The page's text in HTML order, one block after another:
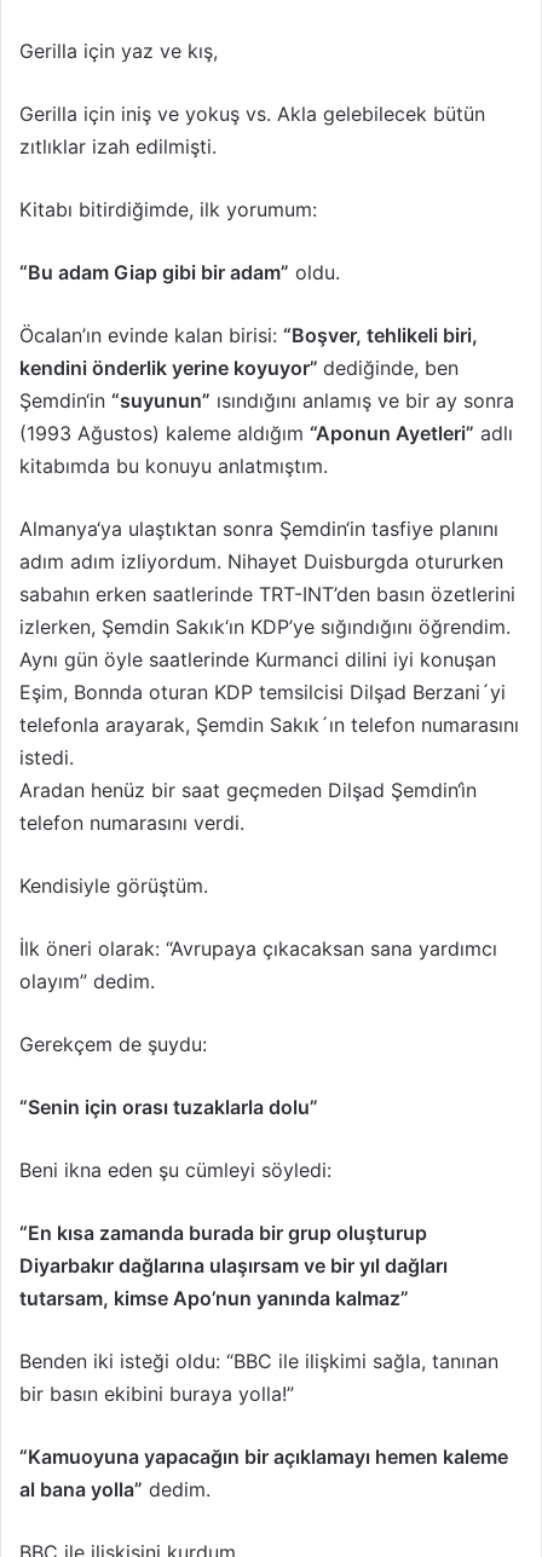
Gerilla için yaz ve kış,
Gerilla için iniş ve yokuş vs. Akla gelebilecek bütün
zıtlıklar izah edilmişti.
Kitabı bitirdiğimde, ilk yorumum:
“Bu adam Giap gibi bir adam” oldu.
Öcalan’ın evinde kalan birisi: “Boşver, tehlikeli biri,
kendini önderlik yerine koyuyor” dediğinde, ben
Şemdin‘in “suyunun” ısındığını anlamış ve bir ay sonra
(1993 Ağustos) kaleme aldığım “Aponun Ayetleri” adlı
kitabımda bu konuyu anlatmıştım.
Almanya‘ya ulaştıktan sonra Şemdin‘in tasfiye planını
adım adım izliyordum. Nihayet Duisburgda otururken
sabahın erken saatlerinde TRT-INT’den basın özetlerini
izlerken, Şemdin Sakık‘ın KDP’ye sığındığını öğrendim.
Aynı gün öyle saatlerinde Kurmanci dilini iyi konuşan
Eşim, Bonnda oturan KDP temsilcisi Dilşad Berzani´yi
telefonla arayarak, Şemdin Sakık´ın telefon numarasını
istedi.
Aradan henüz bir saat geçmeden Dilşad Şemdin‘ìn
telefon numarasını verdi.
Kendisiyle görüştüm.
İlk öneri olarak: “Avrupaya çıkacaksan sana yardımcı
olayım” dedim.
Gerekçem de şuydu:
“Senin için orası tuzaklarla dolu”
Beni ikna eden şu cümleyi söyledi:
“En kısa zamanda burada bir grup oluşturup
Diyarbakır dağlarına ulaşırsam ve bir yıl dağları
tutarsam, kimse Apo’nun yanında kalmaz”
Benden iki isteği oldu: “BBC ile ilişkimi sağla, tanınan
bir basın ekibini buraya yolla!”
“Kamuoyuna yapacağın bir açıklamayı hemen kaleme
al bana yolla” dedim.
BBC ile ilişkişini kurdum.